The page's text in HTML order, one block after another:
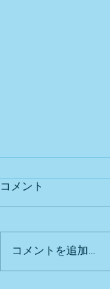
出店予定
コメント
コメントを追加…